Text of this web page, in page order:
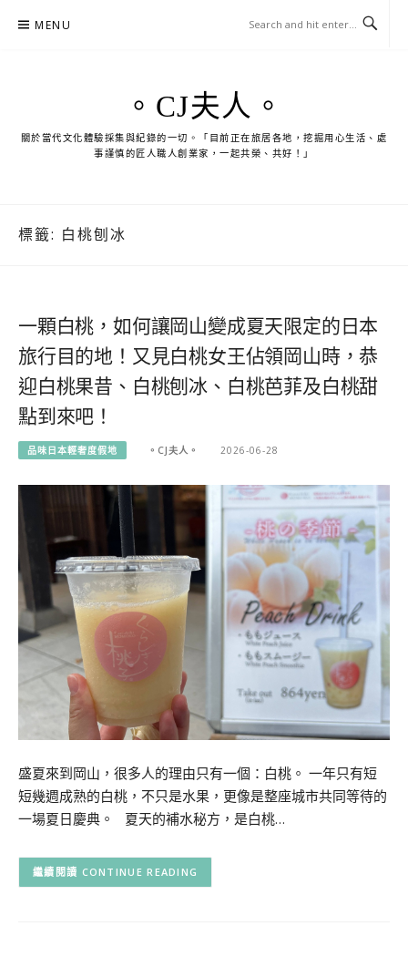
MENU
。CJ夫人。
關於當代文化體驗採集與紀錄的一切。「目前正在旅居各地，挖掘用心生活、處
事謹慎的匠人職人創業家，一起共榮、共好！」
標籤: 白桃刨冰
一顆白桃，如何讓岡山變成夏天限定的日本
旅行目的地！又見白桃女王佔領岡山時，恭
迎白桃果昔、白桃刨冰、白桃芭菲及白桃甜
點到來吧！
品味日本輕奢度假地 。CJ夫人。 2026-06-28
盛夏來到岡山，很多人的理由只有一個：白桃。 一年只有短
短幾週成熟的白桃，不只是水果，更像是整座城市共同等待的
一場夏日慶典。 夏天的補水秘方，是白桃…
CONTINUE READING